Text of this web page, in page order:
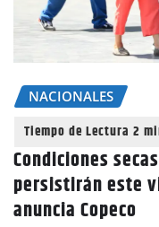
NACIONALES
Condiciones
persistirán este
anuncia Copeco